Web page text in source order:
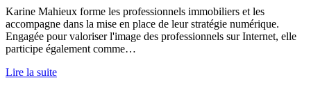
Karine Mahieux forme les professionnels immobiliers et les
accompagne dans la mise en place de leur stratégie numérique.
Engagée pour valoriser l'image des professionnels sur Internet, elle
participe également comme…
Lire la suite